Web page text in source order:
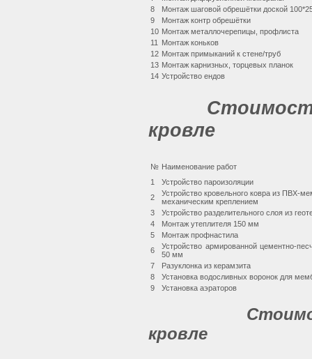
8
Монтаж шаговой обрешётки доской
9
Монтаж контр обрешётки
10 Монтаж металлочерепицы, профлиста
11
Монтаж коньков
12 Монтаж примыканий к стене/труб
13 Монтаж карнизных, торцевых планок
14 Устройство ендов
кровле
№ Наименование работ
1
Устройство пароизоляции
2
Устройство кровельного ковра из ПВХ-
механическим креплением
3
Устройство разделительного слоя из
4
Монтаж утеплителя 150 мм
5
Монтаж профнастила
6
Устройство армированной цементно-
50 мм
7
Разуклонка из керамзита
8
Установка водосливных воронок для
9
Установка аэраторов
кровле